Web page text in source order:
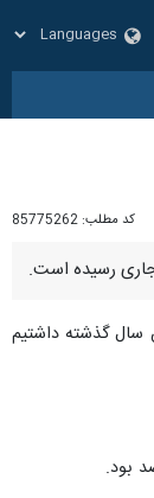
کد مطلب: 85775262